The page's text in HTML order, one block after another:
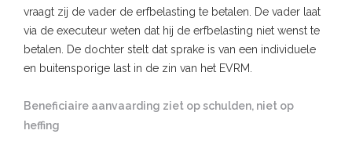
vraagt zij de vader de erfbelasting te betalen. De vader laat
via de executeur weten dat hij de erfbelasting niet wenst te
betalen. De dochter stelt dat sprake is van een individuele
en buitensporige last in de zin van het EVRM.
Beneficiaire aanvaarding ziet op schulden, niet op
heffing